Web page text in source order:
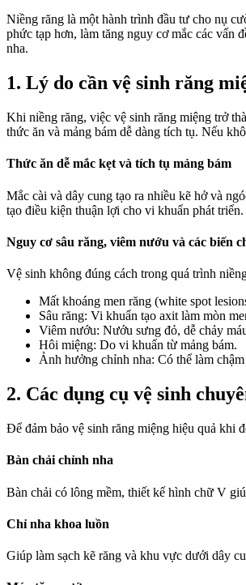
Niềng răng là một hành trình đầu tư cho nụ
phức tạp hơn, làm tăng nguy cơ mắc các vấn
nha.
1. Lý do cần vệ sinh răng
Khi niềng răng, việc vệ sinh răng miệng trở
thức ăn và mảng bám dễ dàng tích tụ. Nếu
Thức ăn dễ mắc kẹt và tích tụ mảng bám
Mắc cài và dây cung tạo ra nhiều kẽ hở và
tạo điều kiện thuận lợi cho vi khuẩn phát
Nguy cơ sâu răng, viêm nướu và các biến
Vệ sinh không đúng cách trong quá trình
Mất khoáng men răng (white spot
Sâu răng: Vi khuẩn tạo axit làm mòn
Viêm nướu: Nướu sưng đỏ, dễ chảy
Hôi miệng: Do vi khuẩn từ mảng bám.
Ảnh hưởng chỉnh nha: Có thể làm
2. Các dụng cụ vệ sinh
Để đảm bảo vệ sinh răng miệng hiệu quả khi
Bàn chải chỉnh nha
Bàn chải có lông mềm, thiết kế hình chữ V
Chỉ nha khoa luồn
Giúp làm sạch kẽ răng và khu vực dưới dây